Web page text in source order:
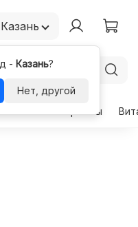
Казань
- Казань?
Нет, другой
Гормоны